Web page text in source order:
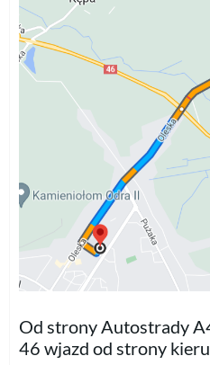
Od strony Autostrady
46 wjazd od strony